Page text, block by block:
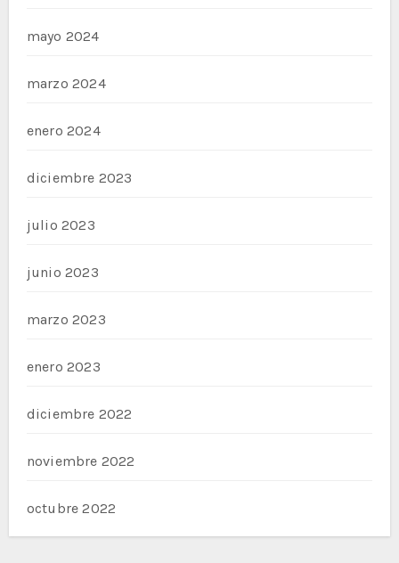
mayo 2024
marzo 2024
enero 2024
diciembre 2023
julio 2023
junio 2023
marzo 2023
enero 2023
diciembre 2022
noviembre 2022
octubre 2022